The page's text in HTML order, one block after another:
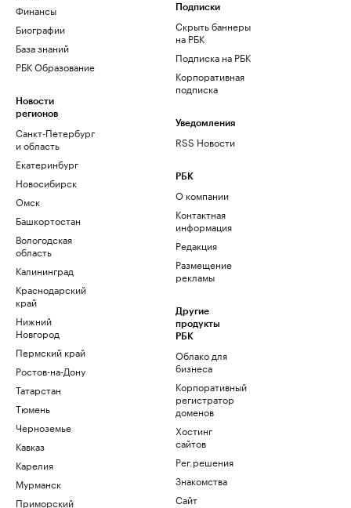
Финансы
Биографии
База знаний
РБК Образование
Новости
регионов
Санкт-Петербург
и область
Екатеринбург
Новосибирск
Омск
Башкортостан
Вологодская
область
Калининград
Краснодарский
край
Нижний
Новгород
Пермский край
Ростов-на-Дону
Татарстан
Тюмень
Черноземье
Кавказ
Карелия
Мурманск
Приморский
Подписки
Скрыть баннеры
на РБК
Подписка на РБК
Корпоративная
подписка
Уведомления
RSS Новости
РБК
О компании
Контактная
информация
Редакция
Размещение
рекламы
Другие
продукты
РБК
Облако для
бизнеса
Корпоративный
регистратор
доменов
Хостинг
сайтов
Рег.решения
Знакомства
Сайт